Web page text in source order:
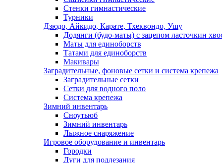
Стенки гимнастические
Турники
Дзюдо, Айкидо, Карате, Тхеквондо, Ушу
Додянги (будо-маты) с зацепом ласточкин
Маты для единоборств
Татами для единоборств
Макивары
Заградительные, фоновые сетки и система крепежа
Заградительные сетки
Сетки для водного поло
Система крепежа
Зимний инвентарь
Сноутьюб
Зимний инвентарь
Лыжное снаряжение
Игровое оборудование и инвентарь
Городки
Дуги для подлезания